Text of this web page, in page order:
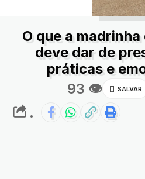
O que a
deve dar de
práticas e
93 👁
.